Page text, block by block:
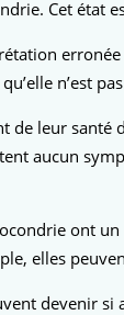
Cet état
n’est
de leur
aucun
ont
elles
devenir si